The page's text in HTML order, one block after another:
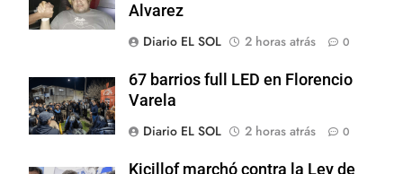
Alvarez
Diario EL SOL
2 horas atrás 0
67 barrios full LED en Florencio
Varela
Diario EL SOL
2 horas atrás 0
Kicillof marchó contra la Ley de